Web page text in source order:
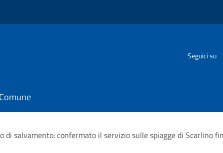
Seguici su
di salvamento: confermato il servizio sulle spiagge di Scarlino